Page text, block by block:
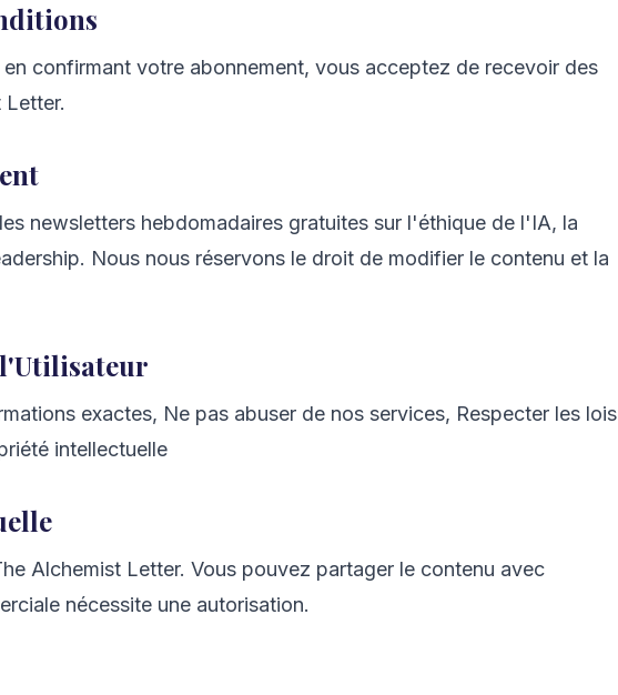
confirmant votre abonnement, vous acceptez de recevoir des
Letter.
newsletters hebdomadaires gratuites sur l'éthique de l'IA, la
Nous nous réservons le droit de modifier le contenu et la
l'Utilisateur
exactes, Ne pas abuser de nos services, Respecter les lois
intellectuelle
Alchemist Letter. Vous pouvez partager le contenu avec
nécessite une autorisation.